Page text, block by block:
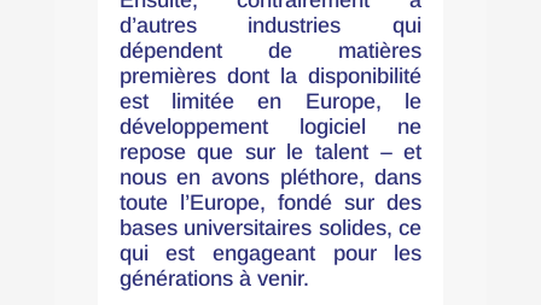
d’autres industries qui
dépendent de matières
premières dont la disponibilité
est limitée en Europe, le
développement logiciel ne
repose que sur le talent – et
nous en avons pléthore, dans
toute l’Europe, fondé sur des
bases universitaires solides, ce
qui est engageant pour les
générations à venir.